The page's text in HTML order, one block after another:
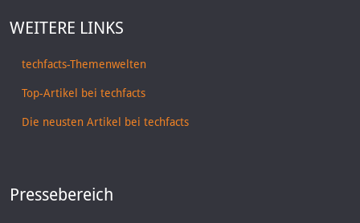
WEITERE LINKS
techfacts-Themenwelten
Top-Artikel bei techfacts
Die neusten Artikel bei techfacts
Pressebereich